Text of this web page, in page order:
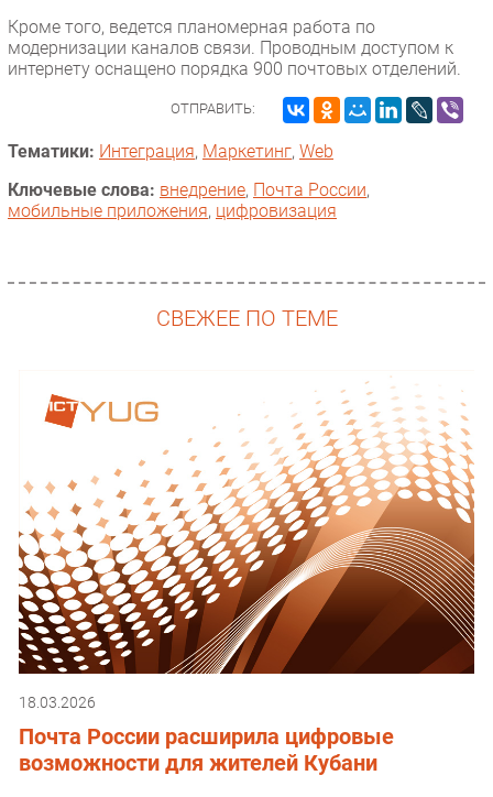
Кроме того, ведется планомерная работа по
модернизации каналов связи. Проводным доступом к
интернету оснащено порядка 900 почтовых отделений.
ОТПРАВИТЬ:
Тематики: Интеграция, Маркетинг, Web
Ключевые слова: внедрение, Почта России,
мобильные приложения, цифровизация
СВЕЖЕЕ ПО ТЕМЕ
18.03.2026
Почта России расширила цифровые
возможности для жителей Кубани